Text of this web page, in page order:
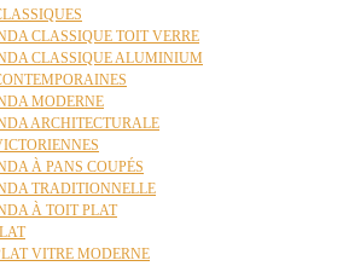
CLASSIQUE TOIT VERRE
CLASSIQUE ALUMINIUM
MODERNE
ARCHITECTURALE
À PANS COUPÉS
TRADITIONNELLE
À TOIT PLAT
VITRE MODERNE